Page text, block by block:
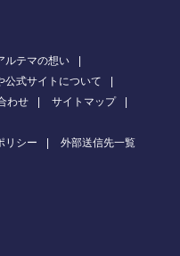
ルテマの想い
公式サイトについて
わせ
サイトマップ
リシー 外部送信先一覧